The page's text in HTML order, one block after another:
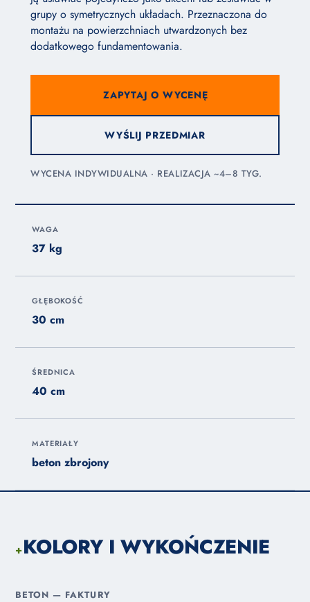
grupy o symetrycznych układach. Przeznaczona do
montażu na powierzchniach utwardzonych bez
dodatkowego fundamentowania.
ZAPYTAJ O WYCENĘ
WYŚLIJ PRZEDMIAR
WYCENA INDYWIDUALNA · REALIZACJA ~4–8 TYG.
WAGA
37 kg
GŁĘBOKOŚĆ
30 cm
ŚREDNICA
40 cm
MATERIAŁY
beton zbrojony
+KOLORY I WYKOŃCZENIE
BETON — FAKTURY